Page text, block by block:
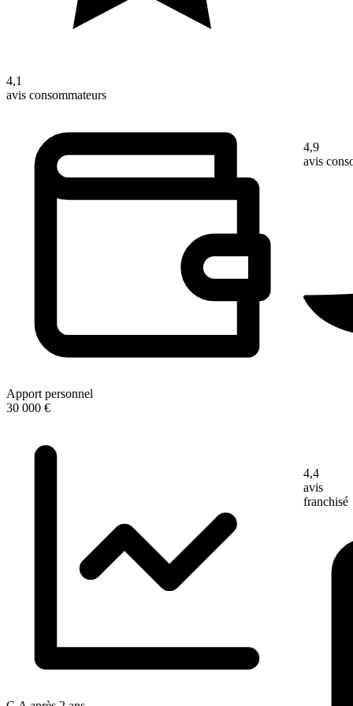
4,1
avis consommateurs
Apport personnel
30 000 €
4,9
avis
4,4
avis
franchisé